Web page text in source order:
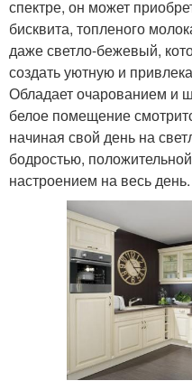
спектре, он может
бисквита, топленого
даже светло-бежевый,
создать уютную и
Обладает очарованием и
белое помещение
начиная свой день на
бодростью,
настроением на весь день.